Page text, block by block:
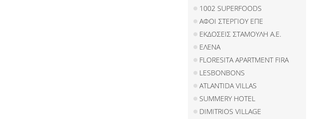
1002 SUPERFOODS
ΑΦΟΙ ΣΤΕΡΓΙΟΥ ΕΠΕ
ΕΚΔΟΣΕΙΣ ΣΤΑΜΟΥΛΗ Α.Ε.
ΕΛΕΝΑ
FLORESITA APARTMENT FIRA
LESBONBONS
ATLANTIDA VILLAS
SUMMERY HOTEL
DIMITRIOS VILLAGE